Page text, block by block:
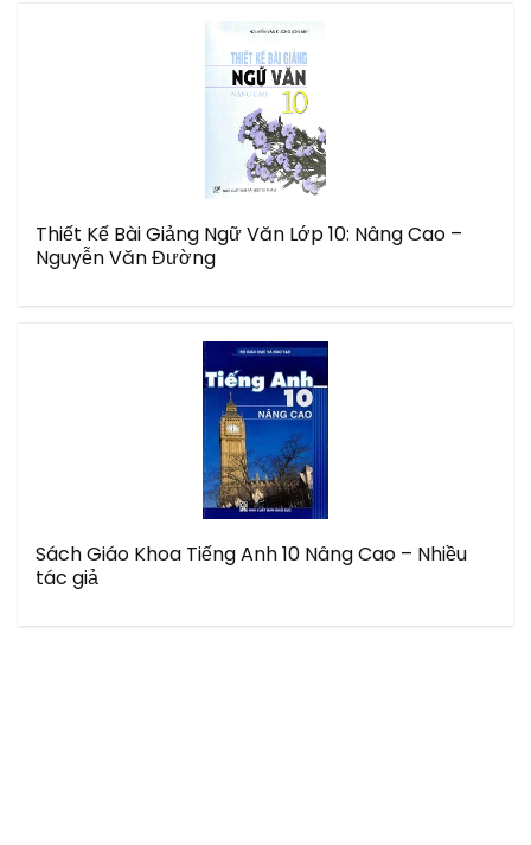
Thiết Kế Bài Giảng Ngữ Văn Lớp 10: Nâng Cao –
Nguyễn Văn Đường
Sách Giáo Khoa Tiếng Anh 10 Nâng Cao – Nhiều
tác giả